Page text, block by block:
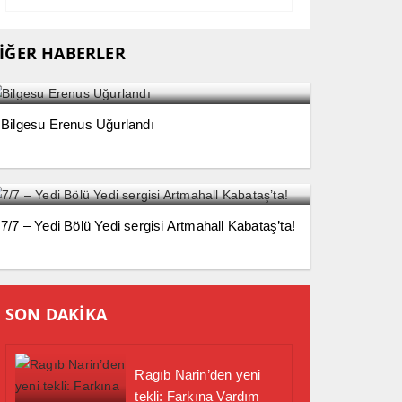
HABERLER
Bilgesu Erenus Uğurlandı
7/7 – Yedi Bölü Yedi sergisi Artmahall Kabataş’ta!
SON DAKİKA
Ragıb Narin’den yeni
tekli: Farkına Vardım